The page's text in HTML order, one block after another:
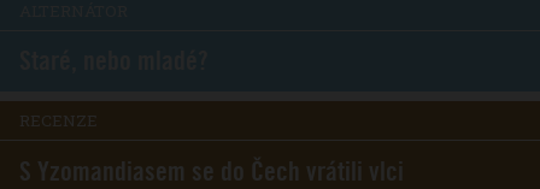
RECENZE
S Yzomandiasem se do Čech vrátili vlci